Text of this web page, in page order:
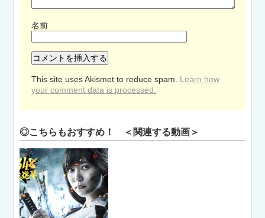
名前
This site uses Akismet to reduce spam. Learn how
your comment data is processed.
◎こちらもおすすめ！ ＜関連する動画＞